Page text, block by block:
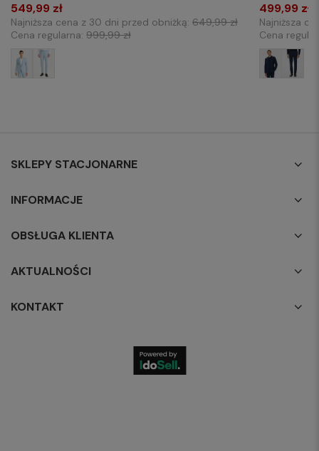
549,99 zł
Najniższa cena z 30 dni przed obniżką: 649,99 zł
Cena regularna: 999,99 zł
499,99 zł
Najniższa
Cena
SKLEPY STACJONARNE
INFORMACJE
OBSŁUGA KLIENTA
AKTUALNOŚCI
KONTAKT